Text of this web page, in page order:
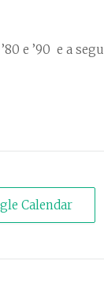
e ’90 e a
Calendar